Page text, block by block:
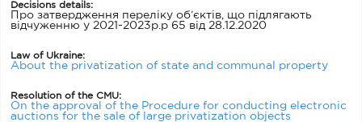
Decisions details:
Про затвердження переліку об’єктів, що підлягають
відчуженню у 2021-2023р.р 65 від 28.12.2020
Law of Ukraine:
About the privatization of state and communal property
Resolution of the CMU:
On the approval of the Procedure for conducting electronic
auctions for the sale of large privatization objects